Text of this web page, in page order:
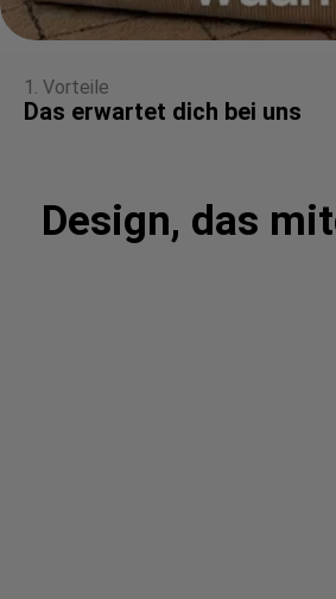
1. Vorteile
Das erwartet dich bei uns
Design, das